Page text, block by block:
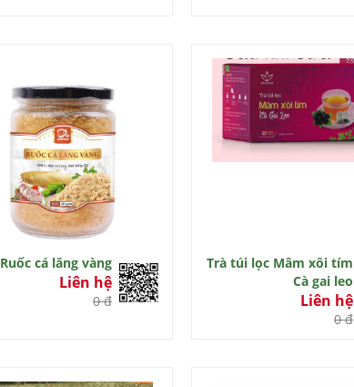
Ruốc cá lăng vàng
Liên hệ
0 đ
Trà túi lọc Mâm xôi tím
Cà gai leo
Liên hệ
0 đ